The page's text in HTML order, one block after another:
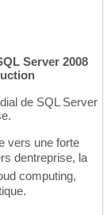
Server 2008
de SQL Server
vers une forte
dentreprise, la
computing,